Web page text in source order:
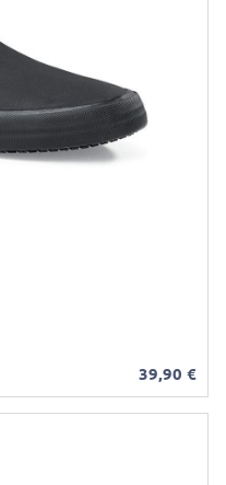
39,90 €